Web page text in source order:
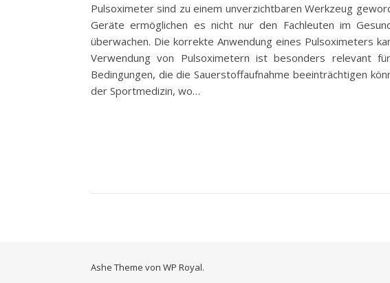
Pulsoximeter sind zu einem unverzichtbaren Werkzeug
Geräte ermöglichen es nicht nur den Fachleuten im
überwachen. Die korrekte Anwendung eines Pulsoximeters
Verwendung von Pulsoximetern ist besonders relevant
Bedingungen, die die Sauerstoffaufnahme beeinträchtigen
der Sportmedizin, wo…
Ashe Theme von WP Royal.